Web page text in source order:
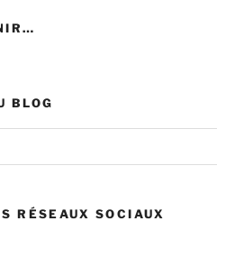
BLOG
RÉSEAUX SOCIAUX